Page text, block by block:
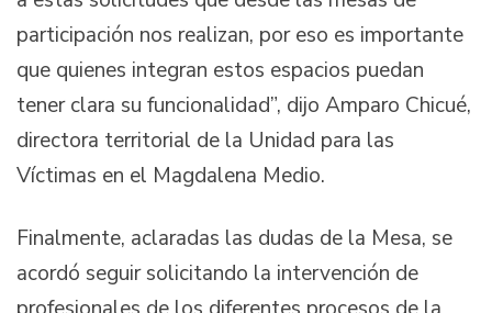
participación nos realizan, por eso es importante
que quienes integran estos espacios puedan
tener clara su funcionalidad”, dijo Amparo Chicué,
directora territorial de la Unidad para las
Víctimas en el Magdalena Medio.
Finalmente, aclaradas las dudas de la Mesa, se
acordó seguir solicitando la intervención de